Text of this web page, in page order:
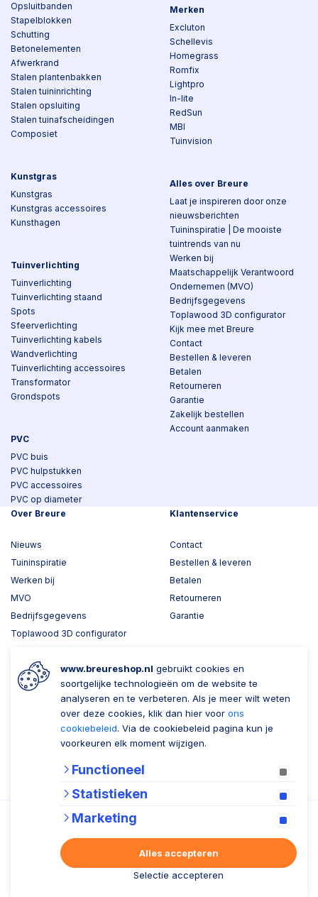
Opsluitbanden
Stapelblokken
Schutting
Betonelementen
Afwerkrand
Stalen plantenbakken
Stalen tuininrichting
Stalen opsluiting
Stalen tuinafscheidingen
Composiet
Kunstgras
Kunstgras
Kunstgras accessoires
Kunsthagen
Tuinverlichting
Tuinverlichting
Tuinverlichting staand
Spots
Sfeerverlichting
Tuinverlichting kabels
Wandverlichting
Tuinverlichting accessoires
Transformator
Grondspots
PVC
PVC buis
PVC hulpstukken
PVC accessoires
PVC op diameter
Merken
Excluton
Schellevis
Homegrass
Romfix
Lightpro
In-lite
RedSun
MBI
Tuinvision
Alles over Breure
Laat je inspireren door onze
nieuwsberichten
Tuininspiratie | De mooiste
tuintrends van nu
Werken bij
Maatschappelijk Verantwoord
Ondernemen (MVO)
Bedrijfsgegevens
Toplawood 3D configurator
Kijk mee met Breure
Contact
Bestellen & leveren
Betalen
Retourneren
Garantie
Zakelijk bestellen
Account aanmaken
Over Breure
Nieuws
Tuininspiratie
Werken bij
MVO
Bedrijfsgegevens
Toplawood 3D configurator
Klantenservice
Contact
Bestellen & leveren
Betalen
Retourneren
Garantie
Wil je ons volgen? Zaken doen met Breure
Zakelijk bestellen
Account aanmaken
Algemene voorwaarden Privacy statement
Cookiebeleid
© 2026 Breure B.V.
www.breureshop.nl gebruikt cookies en
soortgelijke technologieën om de website te
analyseren en te verbeteren. Als je meer wilt weten
over deze cookies, klik dan hier voor ons
cookiebeleid. Via de cookiebeleid pagina kun je
voorkeuren elk moment wijzigen.
Functioneel
Statistieken
Marketing
Selectie accepteren
Alles accepteren